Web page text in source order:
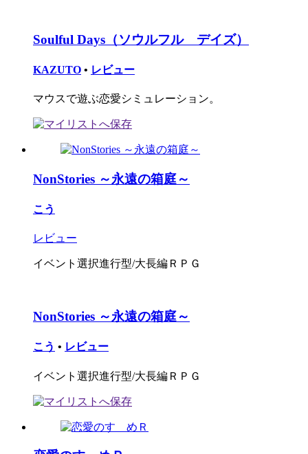
Soulful Days（ソウルフル デイズ）
KAZUTO • レビュー
マウスで遊ぶ恋愛シミュレーション。
NonStories ～永遠の箱庭～
こう
レビュー
イベント選択進行型/大長編ＲＰＧ
NonStories ～永遠の箱庭～
こう • レビュー
イベント選択進行型/大長編ＲＰＧ